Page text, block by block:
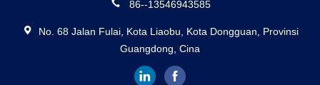
86--13546943585
No. 68 Jalan Fulai, Kota Liaobu, Kota Dongguan, Provinsi
Guangdong, Cina